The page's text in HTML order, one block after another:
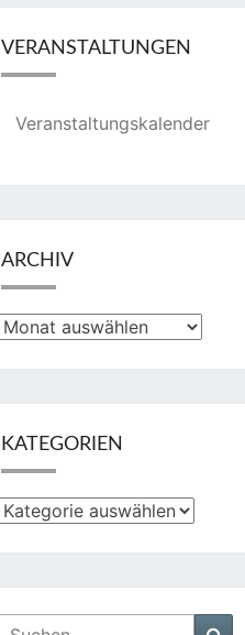
VERANSTALTUNGEN
Veranstaltungskalender
ARCHIV
Archiv
KATEGORIEN
Kategorien
Suchen